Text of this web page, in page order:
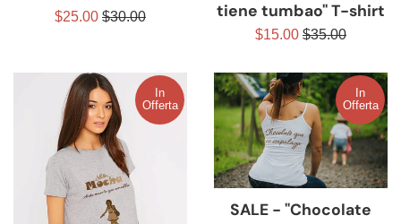
Prezzo
$25.00 Prezzo
$30.00
tiene tumbao" T-shirt
Prezzo
$15.00 Prezzo
listino
$35.00
In
Offerta
SALE - "Chocolate
In
Offerta